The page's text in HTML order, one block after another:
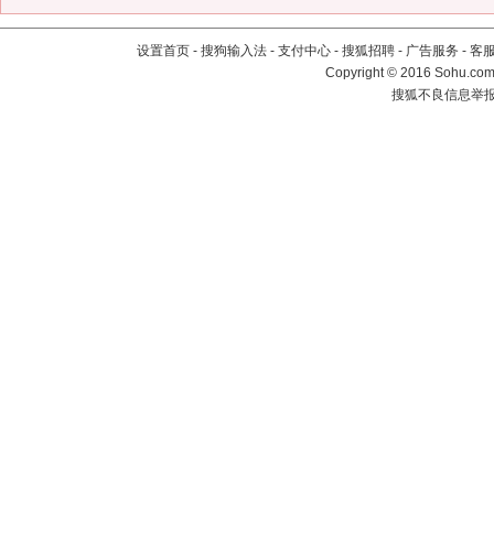
设置首页 - 搜狗输入法 - 支付中心 - 搜狐招聘 - 广告服务 - 客
Copyright©2016
搜狐不良信息举